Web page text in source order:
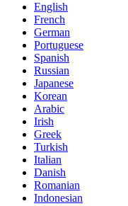
English
French
German
Portuguese
Spanish
Russian
Japanese
Korean
Arabic
Irish
Greek
Turkish
Italian
Danish
Romanian
Indonesian